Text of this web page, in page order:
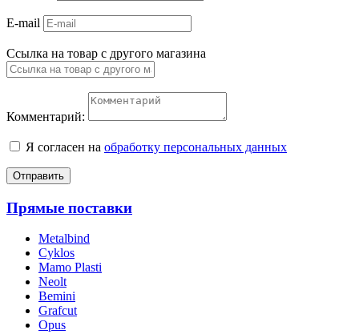
E-mail
Ссылка на товар с другого магазина
Комментарий:
Я согласен на обработку персональных данных
Отправить
Прямые поставки
Metalbind
Cyklos
Mamo Plasti
Neolt
Bemini
Grafcut
Opus